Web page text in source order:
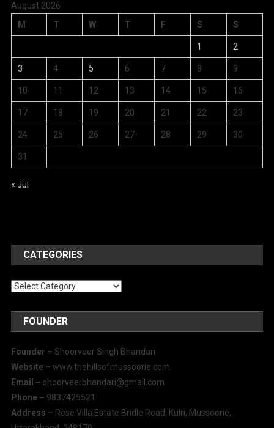
August 2026
M
T W T F S S
1 2
3 4 5 6 7 8 9
10 11 12 13 14 15 16
17 18 19 20 21 22 23
24 25 26 27 28 29 30
31
« Jul
CATEGORIES
Categories
FOUNDER
Founder – Shoorveer Singh Bhandari
Website – www.thehillsofmussoorie.com
Email – shoorveerbhandari@gmail.com
Phone – 9837425521
Address – Rose Villa Estate Bridle Road, Kulri, Mussoorie,